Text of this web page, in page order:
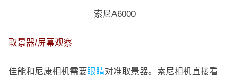
索尼A6000
取景器/屏幕观察
佳能和尼康相机需要眼睛对准取景器。索尼相机直接看